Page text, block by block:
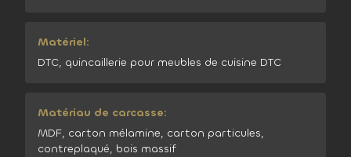
Matériel:
DTC, quincaillerie pour meubles de cuisine DTC
Matériau de carcasse:
MDF, carton mélamine, carton particules,
contreplaqué, bois massif